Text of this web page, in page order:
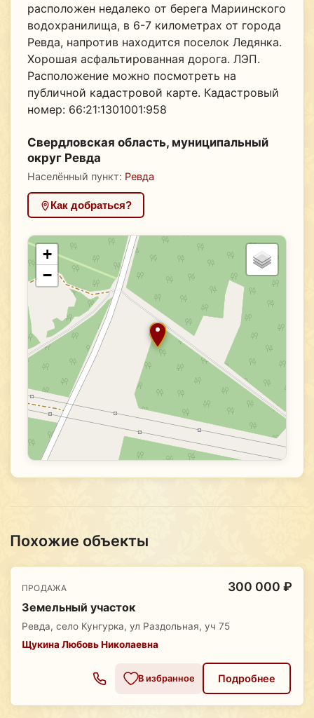
расположен недалеко от берега Мариинского
водохранилища, в 6-7 километрах от города
Ревда, напротив находится поселок Ледянка.
Хорошая асфальтированная дорога. ЛЭП.
Расположение можно посмотреть на
публичной кадастровой карте. Кадастровый
номер: 66:21:1301001:958
Свердловская область, муниципальный
округ Ревда
Населённый пункт: Ревда
Как добраться?
+
−
Похожие объекты
ПРОДАЖА 300 000 ₽
Земельный участок
Ревда, село Кунгурка, ул Раздольная, уч 75
Щукина Любовь Николаевна
В избранное Подробнее